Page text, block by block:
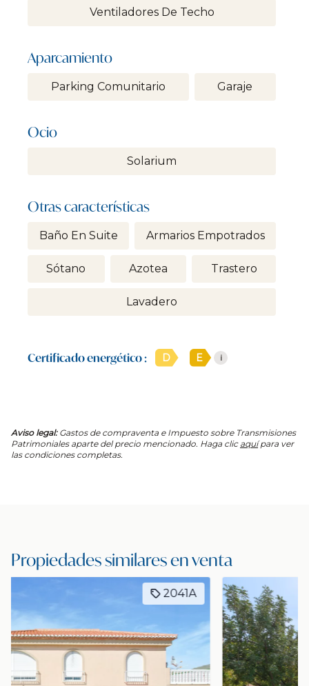
Ventiladores De Techo
Aparcamiento
Parking Comunitario Garaje
Ocio
Solarium
Otras características
Baño En Suite Armarios Empotrados
Sótano Azotea Trastero
Lavadero
Certificado energético : D E i
Aviso legal:Gastos de compraventa e Impuesto sobre Transmisiones
Patrimoniales aparte del precio mencionado. Haga clic aquípara ver
las condiciones completas.
Propiedades similares en venta
2166A